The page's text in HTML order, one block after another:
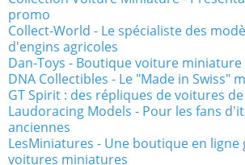
promo
Collect-World - Le spécialiste des
d'engins agricoles
Dan-Toys - Boutique voiture miniature
DNA Collectibles - Le "Made in Swiss"
GT Spirit : des répliques de voitures
Laudoracing Models - Pour les fans
anciennes
LesMiniatures - Une boutique en ligne
voitures miniatures